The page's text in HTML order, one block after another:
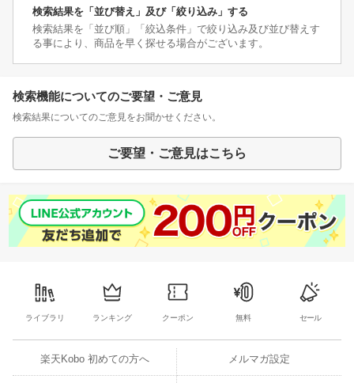
検索結果を「並び替え」及び「絞り込み」する
検索結果を「並び順」「絞込条件」で絞り込み及び並び替えす
る事により、商品を早く探せる場合がございます。
検索機能についてのご要望・ご意見
検索結果についてのご意見をお聞かせください。
ご要望・ご意見はこちら
ライブラリ ランキング クーポン 無料 セール
楽天Kobo 初めての方へ メルマガ設定